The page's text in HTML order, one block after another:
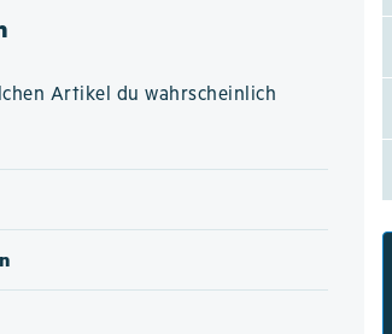
Artikel du wahrscheinlich